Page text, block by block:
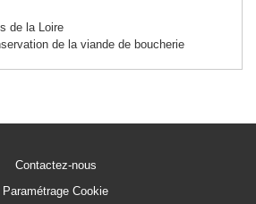
de la Loire
de la viande de boucherie
Contactez-nous
Paramétrage Cookie